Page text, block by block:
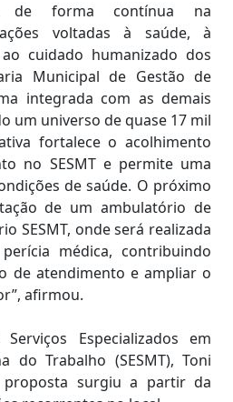
de forma contínua na
voltadas à saúde, à
cuidado humanizado dos
Municipal de Gestão de
integrada com as demais
um universo de quase 17 mil
fortalece o acolhimento
no SESMT e permite uma
de saúde. O próximo
de um ambulatório de
SESMT, onde será realizada
médica, contribuindo
de atendimento e ampliar o
afirmou.
Especializados em
do Trabalho (SESMT), Toni
proposta surgiu a partir da